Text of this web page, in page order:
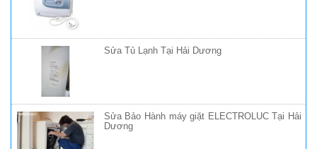
Sửa Tủ Lạnh Tại Hải Dương
Sửa Bảo Hành máy giặt ELECTROLUC Tại Hải
Dương